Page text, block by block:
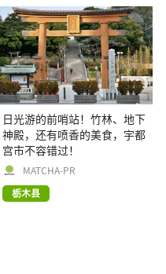
日光游的前哨站！竹林、地下
神殿，还有喷香的美食，宇都
宫市不容错过！
MATCHA-PR
栃木县